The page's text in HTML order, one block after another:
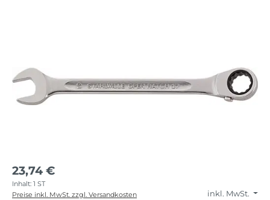
23,74 €
Inhalt: 1 ST
inkl. MwSt.
Preise inkl. MwSt. zzgl. Versandkosten